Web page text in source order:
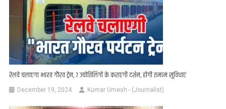
रेलवे चलाएगा भारत गौरव ट्रेन, 7 ज्योतिलिंगों के कराएगी दर्शन, होंगी तमाम सुविधाएं
December 19, 2024 Kumar Umesh - (Journalist)